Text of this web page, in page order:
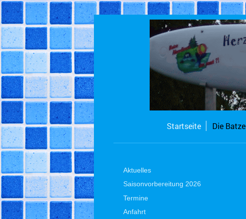
Startseite Die Batze
Aktuelles
Saisonvorbereitung 2026
Termine
Anfahrt